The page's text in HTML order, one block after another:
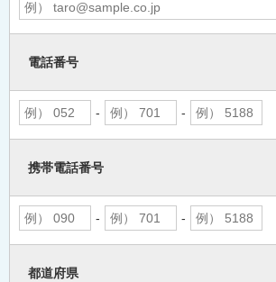
電話番号
- -
携帯電話番号
- -
都道府県